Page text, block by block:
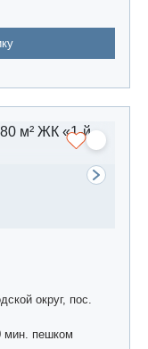
округ, пос.
мин. пешком